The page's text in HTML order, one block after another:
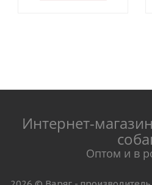
Интернет-
Оптом и в